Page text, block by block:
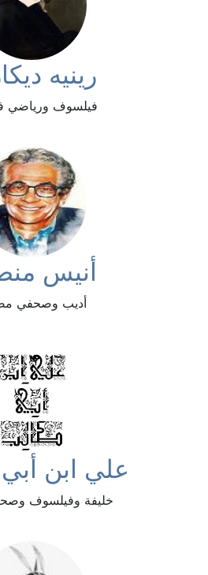
رينيه
فيلسوف ورياضي
أنيس
أديب وصحفي
علي ابن
خليفة وفيلسوف